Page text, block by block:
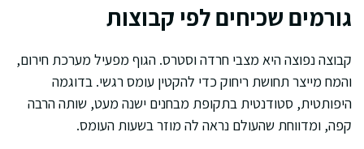
גורמים שכיחים לפי קבוצות
קבוצה נפוצה היא מצבי חרדה וסטרס. הגוף מפעיל מערכת חירום,
והמח מייצר תחושת ריחוק כדי להקטין עומס רגשי. בדוגמה
היפותטית, סטודנטית בתקופת מבחנים ישנה מעט, שותה הרבה
קפה, ומדווחת שהעולם נראה לה מוזר בשעות העומס.